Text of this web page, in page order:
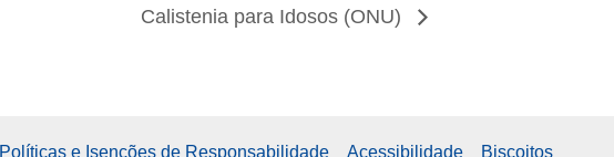
Calistenia para Idosos (ONU)
Políticas e Isenções de Responsabilidade Acessibilidade Biscoitos